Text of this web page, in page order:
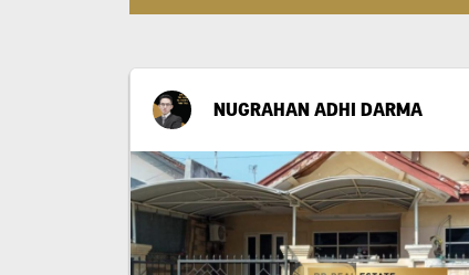
NUGRAHAN ADHI DARMA